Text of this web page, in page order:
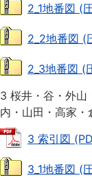
2_1地番図 (
2_2地番図 (
2_3地番図 (
3 桜井・谷・外山
内・山田・高家
3 索引図
3_1地番図 (